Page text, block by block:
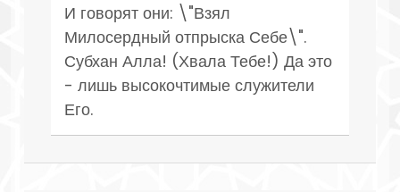
И говорят они: \"Взял
Милосердный отпрыска Себе\".
Субхан Алла! (Хвала Тебе!) Да это
- лишь высокочтимые служители
Его.